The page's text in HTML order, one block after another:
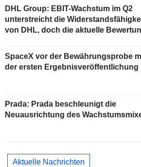
DHL Group: EBIT-Wachstum im Q2
unterstreicht die
von DHL, doch die aktuelle
SpaceX vor der Bewährungsprobe
der ersten Ergebnisveröffentlichung
Prada: Prada beschleunigt die
Neuausrichtung des
Aktuelle Nachrichten